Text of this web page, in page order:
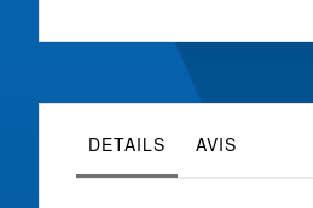
the
the
galleryDETAILS AVIS